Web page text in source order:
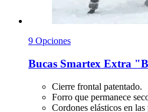
9 Opciones
Bucas Smartex Extra
Cierre frontal patentado.
Forro que permanece
Cordones elásticos en las